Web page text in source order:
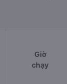
Giờ
chạy